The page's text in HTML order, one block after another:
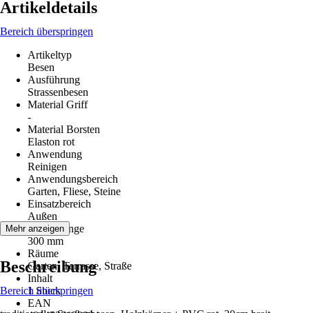
Artikeldetails
Bereich überspringen
Artikeltyp
Besen
Ausführung
Strassenbesen
Material Griff
-
Material Borsten
Elaston rot
Anwendung
Reinigen
Anwendungsbereich
Garten, Fliese, Steine
Einsatzbereich
Außen
Gesamtlänge
300 mm
Räume
Garten, Terrasse, Straße
Inhalt
1 Stück
EAN
Mehr anzeigen
Beschreibung
Bereich überspringen